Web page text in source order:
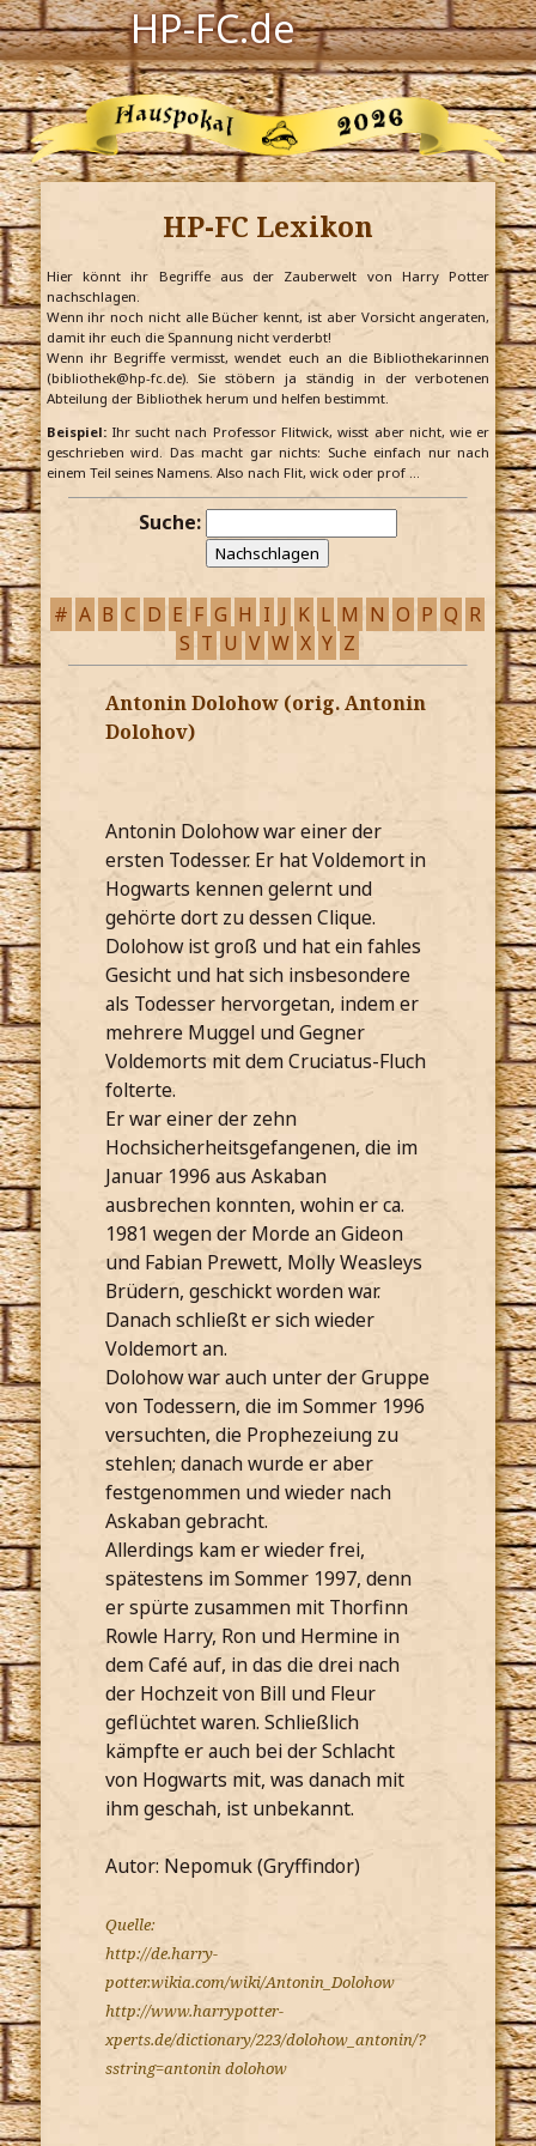
HP-FC.de
Navigation
Harry Potter
Der HP-FC
Hogwarts
Zauberwelt
Willkommen
Jetzt Fanclub-Mitglied werden!
HP-FC Lexikon
Hier könnt ihr Begriffe aus der Zauberwelt von Harry Potter
nachschlagen.
Wenn ihr noch nicht alle Bücher kennt, ist aber Vorsicht angeraten,
damit ihr euch die Spannung nicht verderbt!
Wenn ihr Begriffe vermisst, wendet euch an die Bibliothekarinnen
(bibliothek@hp-fc.de). Sie stöbern ja ständig in der verbotenen
Abteilung der Bibliothek herum und helfen bestimmt.
Beispiel:Ihr sucht nach Professor Flitwick, wisst aber nicht, wie er
geschrieben wird. Das macht gar nichts: Suche einfach nur nach
einem Teil seines Namens. Also nach Flit, wick oder prof …
Suche:
# A B C D E F G H I J K L M N O P Q R
S T U V W X Y Z
Antonin Dolohow (orig. Antonin
Dolohov)
Antonin Dolohow war einer der
ersten Todesser. Er hat Voldemort in
Hogwarts kennen gelernt und
gehörte dort zu dessen Clique.
Dolohow ist groß und hat ein fahles
Gesicht und hat sich insbesondere
als Todesser hervorgetan, indem er
mehrere Muggel und Gegner
Voldemorts mit dem Cruciatus-Fluch
folterte.
Er war einer der zehn
Hochsicherheitsgefangenen, die im
Januar 1996 aus Askaban
ausbrechen konnten, wohin er ca.
1981 wegen der Morde an Gideon
und Fabian Prewett, Molly Weasleys
Brüdern, geschickt worden war.
Danach schließt er sich wieder
Voldemort an.
Dolohow war auch unter der Gruppe
von Todessern, die im Sommer 1996
versuchten, die Prophezeiung zu
stehlen; danach wurde er aber
festgenommen und wieder nach
Askaban gebracht.
Allerdings kam er wieder frei,
spätestens im Sommer 1997, denn
er spürte zusammen mit Thorfinn
Rowle Harry, Ron und Hermine in
dem Café auf, in das die drei nach
der Hochzeit von Bill und Fleur
geflüchtet waren. Schließlich
kämpfte er auch bei der Schlacht
von Hogwarts mit, was danach mit
ihm geschah, ist unbekannt.
Autor: Nepomuk (Gryffindor)
Quelle:
http://de.harry-
potter.wikia.com/wiki/Antonin_Dolohow
http://www.harrypotter-
xperts.de/dictionary/223/dolohow_antonin/?
sstring=antonin dolohow